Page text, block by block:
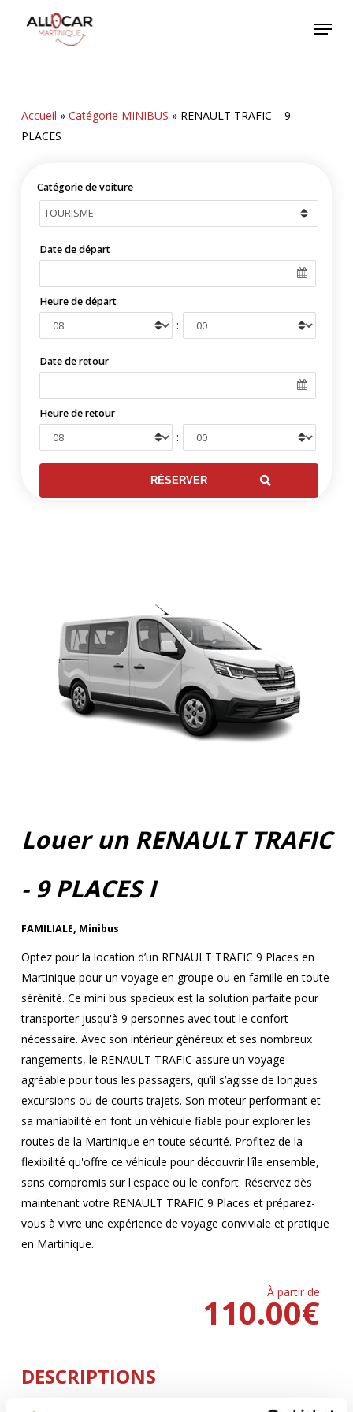
Menu
Accueil » Catégorie MINIBUS » RENAULT TRAFIC – 9
PLACES
Catégorie de voiture
Date de départ
Heure de départ
:
Date de retour
Heure de retour
:
Louer un RENAULT TRAFIC
- 9 PLACES I
FAMILIALE, Minibus
Optez pour la location d’un RENAULT TRAFIC 9 Places en
Martinique pour un voyage en groupe ou en famille en toute
sérénité. Ce mini bus spacieux est la solution parfaite pour
transporter jusqu'à 9 personnes avec tout le confort
nécessaire. Avec son intérieur généreux et ses nombreux
rangements, le RENAULT TRAFIC assure un voyage
agréable pour tous les passagers, qu’il s’agisse de longues
excursions ou de courts trajets. Son moteur performant et
sa maniabilité en font un véhicule fiable pour explorer les
routes de la Martinique en toute sécurité. Profitez de la
flexibilité qu'offre ce véhicule pour découvrir l'île ensemble,
sans compromis sur l'espace ou le confort. Réservez dès
maintenant votre RENAULT TRAFIC 9 Places et préparez-
vous à vivre une expérience de voyage conviviale et pratique
en Martinique.
À partir de
€
110.00
DESCRIPTIONS